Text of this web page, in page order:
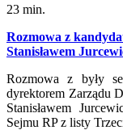
23 min.
Rozmowa z
Stanisławem
Rozmowa z były
dyrektorem Zarządu
Stanisławem
Sejmu RP z listy